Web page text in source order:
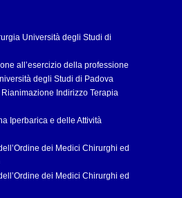
Università degli Studi di
all’esercizio della professione
degli Studi di Padova
Indirizzo Terapia
Iperbarica e delle Attività
dei Medici Chirurghi ed
dei Medici Chirurghi ed